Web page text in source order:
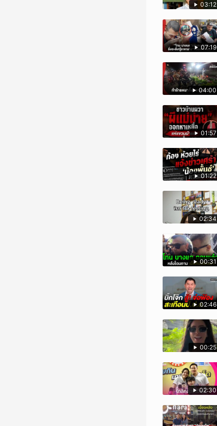
03:12
07:19
04:00
01:57
01:22
02:34
00:31
02:46
00:25
02:30